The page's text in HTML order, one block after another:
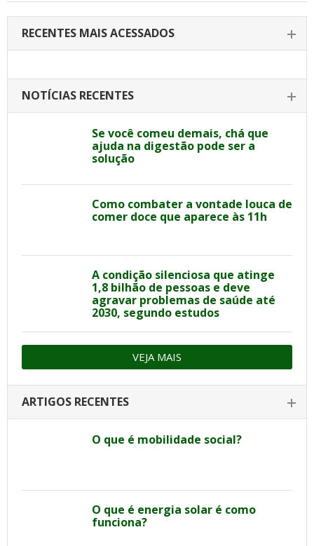
RECENTES MAIS ACESSADOS
NOTÍCIAS RECENTES
Se você comeu demais, chá que
ajuda na digestão pode ser a
solução
Como combater a vontade louca de
comer doce que aparece às 11h
A condição silenciosa que atinge
1,8 bilhão de pessoas e deve
agravar problemas de saúde até
2030, segundo estudos
VEJA MAIS
ARTIGOS RECENTES
O que é mobilidade social?
O que é energia solar é como
funciona?